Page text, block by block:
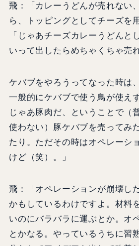
飛：「カレーうどんが売れない
ら、トッピングとしてチーズを
「じゃあチーズカレーうどんと
いって出したらめちゃくちゃ売
ケバブをやろうってなった時は
一般的にケバブで使う鳥が使え
じゃあ豚肉だ、ということで（
使わない）豚ケバブを売ってみ
たり。ただその時はオペレーシ
けど（笑）。」
飛：「オペレーションが崩壊し
かもしているわけですよ。材料
いのにバラバラに運ぶとか。オ
とかなる。やっているうちに習